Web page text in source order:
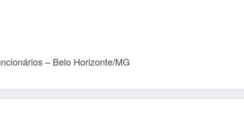
– Belo Horizonte/MG